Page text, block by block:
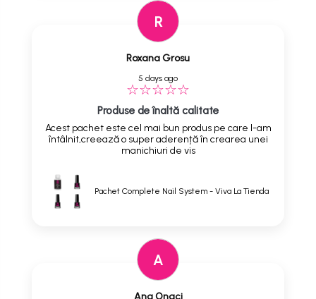
R
Roxana Grosu
5 days ago
Produse de înaltă calitate
Acest pachet este cel mai bun produs pe care l-am
întâlnit,creează o super aderență în crearea unei
manichiuri de vis
Pachet Complete Nail System - Viva La Tienda
A